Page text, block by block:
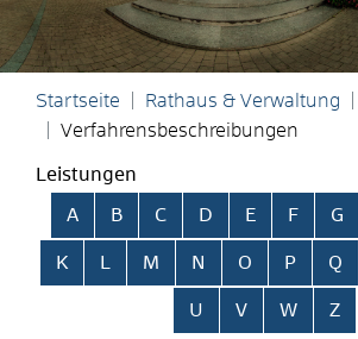
Startseite Rathaus & Verwaltung
Verfahrensbeschreibungen
Leistungen
Alphabetisches Register überspringen
A B C D E F G
K L M N O P Q
U V W Z